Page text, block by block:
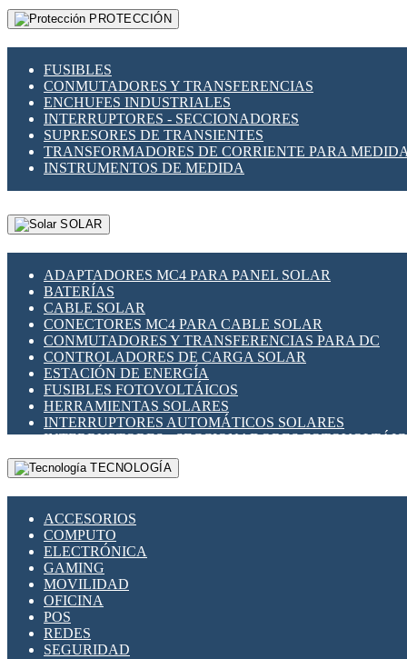
PROTECCIÓN
FUSIBLES
CONMUTADORES Y TRANSFERENCIAS
ENCHUFES INDUSTRIALES
INTERRUPTORES - SECCIONADORES
SUPRESORES DE TRANSIENTES
TRANSFORMADORES DE CORRIENTE PARA
INSTRUMENTOS DE MEDIDA
SOLAR
ADAPTADORES MC4 PARA PANEL SOLAR
BATERÍAS
CABLE SOLAR
CONECTORES MC4 PARA CABLE SOLAR
CONMUTADORES Y TRANSFERENCIAS PARA DC
CONTROLADORES DE CARGA SOLAR
ESTACIÓN DE ENERGÍA
FUSIBLES FOTOVOLTÁICOS
HERRAMIENTAS SOLARES
INTERRUPTORES AUTOMÁTICOS SOLARES
INTERRUPTORES - SECCIONADORES
MONTAJE PANEL SOLAR
PORTA FUSIBLES Y SECCIONADORES
TECNOLOGÍA
ACCESORIOS
COMPUTO
ELECTRÓNICA
GAMING
MOVILIDAD
OFICINA
POS
REDES
SEGURIDAD